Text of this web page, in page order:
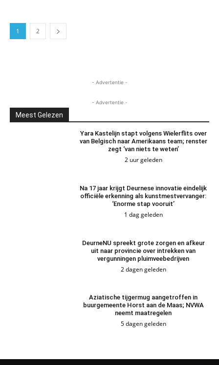
1 2
- Advertentie -
- Advertentie -
Meest Gelezen
Yara Kastelijn stapt volgens Wielerflits over
van Belgisch naar Amerikaans team; renster
zegt ‘van niets te weten’
2 uur geleden
Na 17 jaar krijgt Deurnese innovatie eindelijk
officiële erkenning als kunstmestvervanger:
‘Enorme stap vooruit’
1 dag geleden
DeurneNU spreekt grote zorgen en afkeur
uit naar provincie over intrekken van
vergunningen pluimveebedrijven
2 dagen geleden
Aziatische tijgermug aangetroffen in
buurgemeente Horst aan de Maas; NVWA
neemt maatregelen
5 dagen geleden